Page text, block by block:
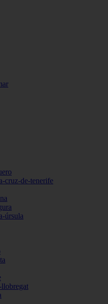
cruz-de-tenerife
úrsula